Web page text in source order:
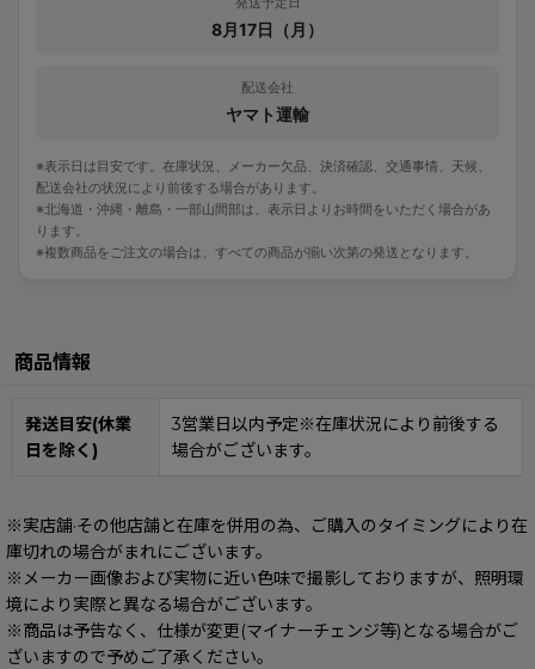
8月17日（月）
配送会社
ヤマト運輸
※表示日は目安です。在庫状況、メーカー欠品、決済確認、交通事情、天候、
配送会社の状況により前後する場合があります。
※北海道・沖縄・離島・一部山間部は、表示日よりお時間をいただく場合があ
ります。
※複数商品をご注文の場合は、すべての商品が揃い次第の発送となります。
商品情報
発送目安(休業
日を除く)
3営業日以内予定※在庫状況により前後する
場合がございます。
※実店舗·その他店舗と在庫を併用の為、ご購入のタイミングにより在
庫切れの場合がまれにございます。
※メーカー画像および実物に近い色味で撮影しておりますが、照明環
境により実際と異なる場合がございます。
※商品は予告なく、仕様が変更(マイナーチェンジ等)となる場合がご
ざいますので予めご了承ください。